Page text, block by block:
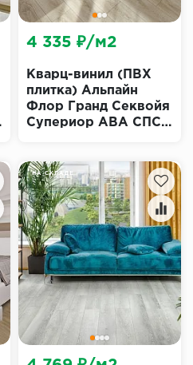
Кварц-винил (ПВХ
плитка) Альпайн
Флор Гранд Секвойя
Супериор ABA СПС
SUPERIOR GRAND
SEQUOIA SPC)
4 335 ₽/м2
НА СКЛАДЕ